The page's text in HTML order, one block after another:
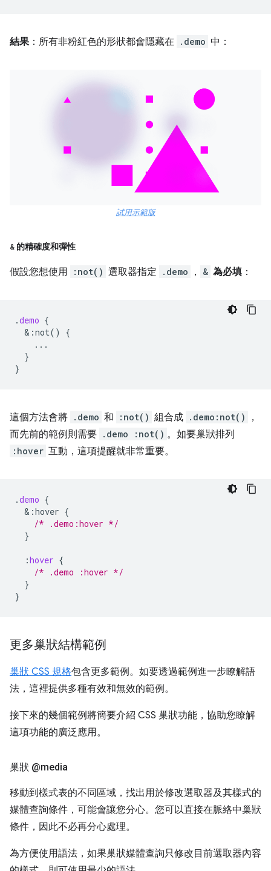
結果 ：所有非粉紅色的形狀都會隱藏在 .demo 中：
試用示範版
& 的精確度和彈性
假設您想使用 :not() 選取器指定 .demo ， & 為必填 ：
.demo {
& :not()
{
...
}
}
這個方法會將 .demo 和 :not() 組合成 .demo:not()
，
而先前的範例則需要 .demo :not() 。如要巢狀排列
:hover 互動，這項提醒就非常重要。
.demo {
& :hover {
/* .demo:hover */
}
:hover {
/* .demo :hover */
}
}
更多巢狀結構範例
巢狀 CSS 規格包含更多範例。如要透過範例進一步瞭解語
法，這裡提供多種有效和無效的範例。
接下來的幾個範例將簡要介紹 CSS 巢狀功能，協助您瞭解
這項功能的廣泛應用。
巢狀 @media
移動到樣式表的不同區域，找出用於修改選取器及其樣式的
媒體查詢條件，可能會讓您分心。您可以直接在脈絡中巢狀
條件，因此不必再分心處理。
為方便使用語法，如果巢狀媒體查詢只修改目前選取器內容